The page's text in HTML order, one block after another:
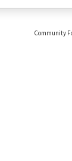
Community